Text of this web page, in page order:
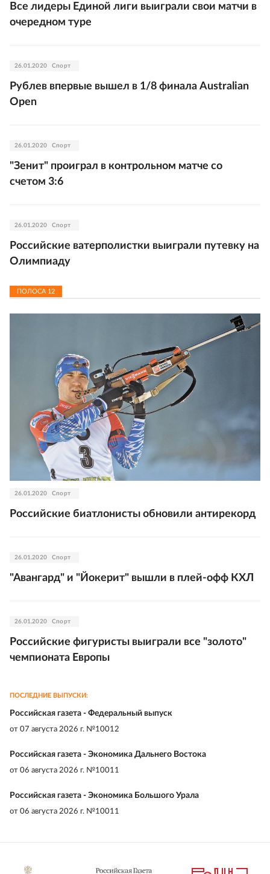
Все лидеры Единой лиги выиграли свои матчи в
очередном туре
26.01.2020 Спорт
Рублев впервые вышел в 1/8 финала Australian
Open
26.01.2020 Спорт
"Зенит" проиграл в контрольном матче со
счетом 3:6
26.01.2020 Спорт
Российские ватерполистки выиграли путевку на
Олимпиаду
ПОЛОСА 12
26.01.2020 Спорт
Российские биатлонисты обновили антирекорд
26.01.2020 Спорт
"Авангард" и "Йокерит" вышли в плей-офф КХЛ
26.01.2020 Спорт
Российские фигуристы выиграли все "золото"
чемпионата Европы
ПОСЛЕДНИЕ ВЫПУСКИ:
Российская газета - Федеральный выпуск
от 07 августа 2026 г. №10012
Российская газета - Экономика Дальнего Востока
от 06 августа 2026 г. №10011
Российская газета - Экономика Большого Урала
от 06 августа 2026 г. №10011